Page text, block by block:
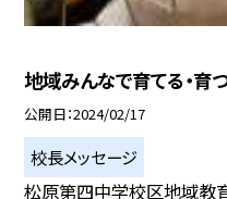
地域みんなで育てる・育
公開日 2024/02/17
校長メッセージ
松原第四中学校区地域教